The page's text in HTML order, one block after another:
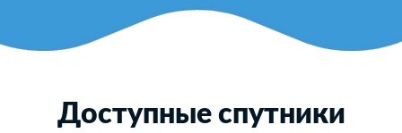
Доступные спутники